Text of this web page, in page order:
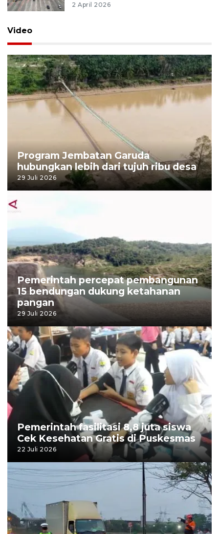
2 April 2026
Video
Program Jembatan Garuda
hubungkan lebih dari tujuh ribu desa
29 Juli 2026
Pemerintah percepat pembangunan
15 bendungan dukung ketahanan
pangan
29 Juli 2026
Pemerintah fasilitasi 8,8 juta siswa
Cek Kesehatan Gratis di Puskesmas
22 Juli 2026